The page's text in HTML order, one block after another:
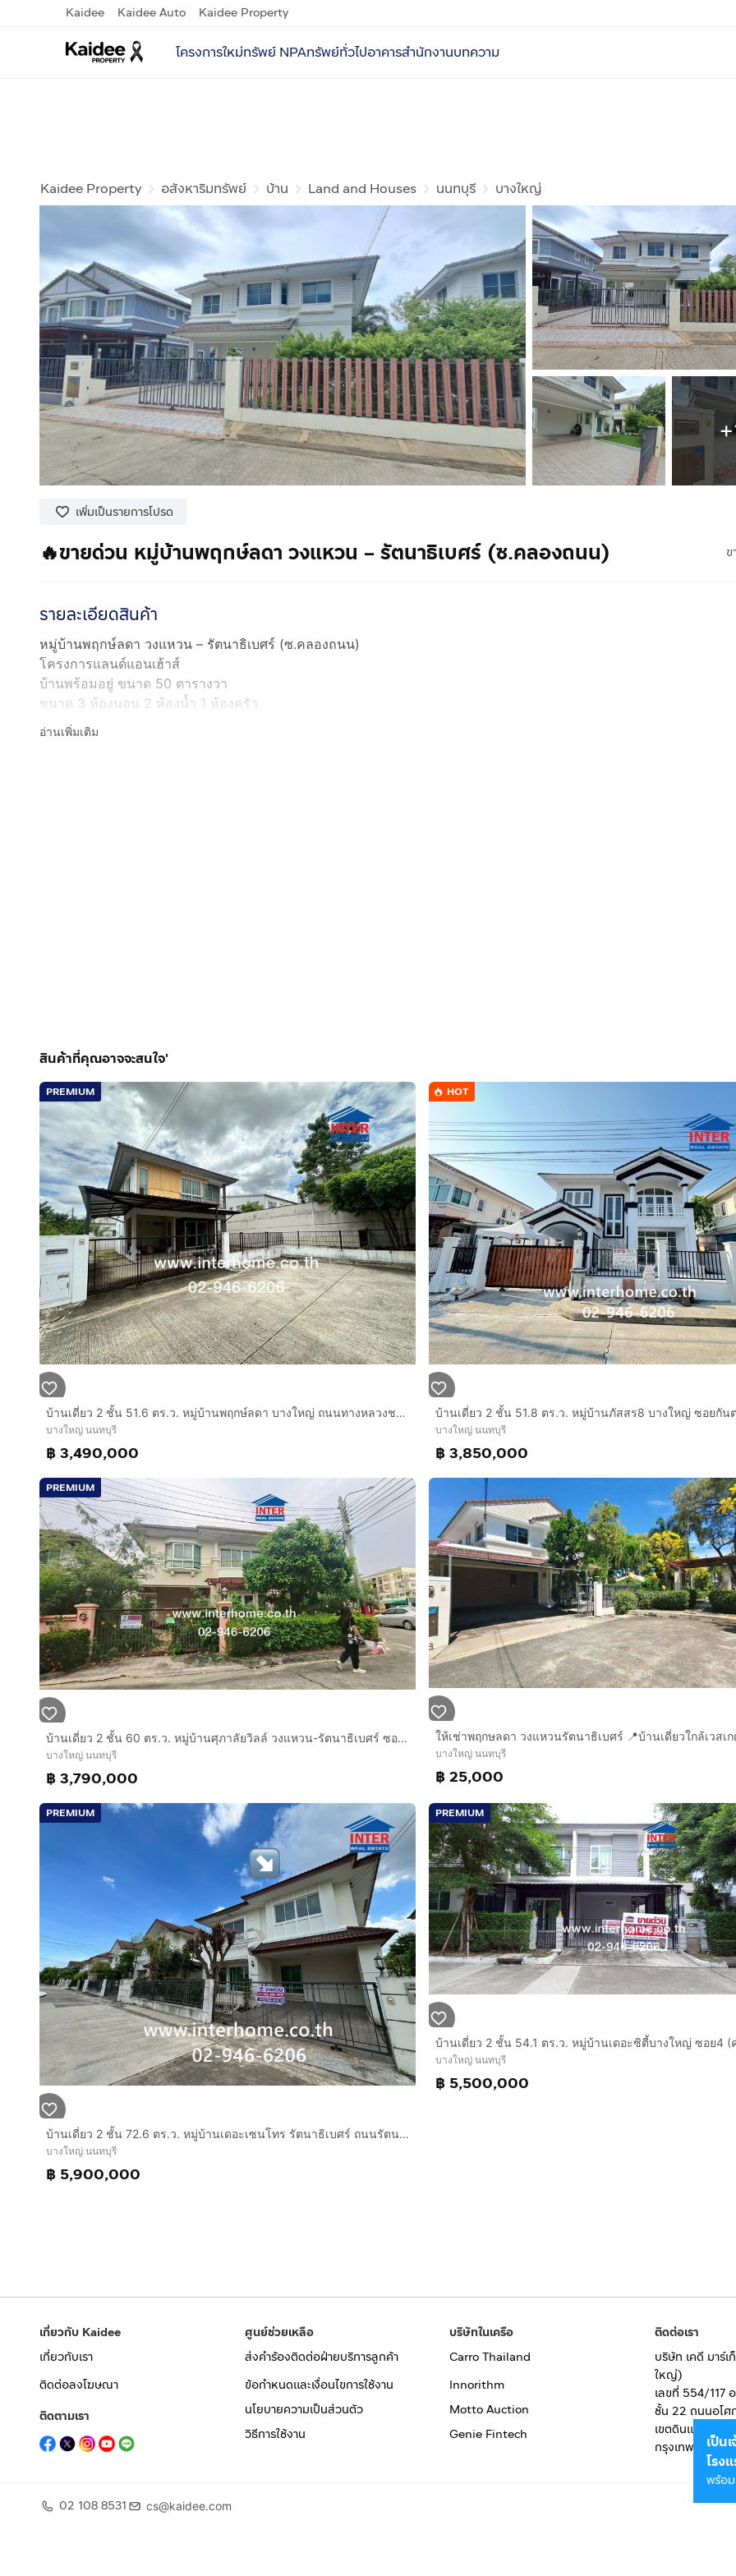
Kaidee Kaidee Auto Kaidee Property
โครงการใหม่ทรัพย์ NPAทรัพย์ทั่วไปอาคารสำนักงานบทความ
Kaidee Property อสังหาริมทรัพย์ บ้าน Land and Houses นนทบุรี บางใหญ่
เพิ่มเป็นรายการโปรด
ข
🔥ขายด่วน หมู่บ้านพฤกษ์ลดา วงแหวน – รัตนาธิเบศร์ (ซ.คลองถนน)
รายละเอียดสินค้า
หมู่บ้านพฤกษ์ลดา วงแหวน – รัตนาธิเบศร์ (ซ.คลองถนน)
โครงการแลนด์แอนเฮ้าส์
บ้านพร้อมอยู่ ขนาด 50 ตารางวา
ขนาด 3 ห้องนอน 2 ห้องน้ำ 1 ห้องครัว
จอดรถได้ 2 คัน
อ่านเพิ่มเติม
สินค้าที่คุณอาจจะสนใจ'
PREMIUM
บ้านเดี่ยว 2 ชั้น 51.6 ตร.ว. หมู่บ้านพฤกษ์ลดา บางใหญ่ ถนนทางหลวงชนบท นนทบุรี 1009 บางใหญ่ นนทบุรี
บางใหญ่ นนทบุรี
฿ 3,490,000
HOT
บางใหญ่ นนทบุรี
฿ 3,850,000
PREMIUM
บ้านเดี่ยว 2 ชั้น 60 ตร.ว. หมู่บ้านศุภาลัยวิลล์ วงแหวน-รัตนาธิเบศร์ ซอยคลองถนน ถนนเลียบคลองบางไผ่ บางใหญ่ นนทบุรี
บางใหญ่ นนทบุรี
฿ 3,790,000
ให้เช่าพฤกษลดา วงแหวนรัตนาธิเบศร์ 📍บ้านเดี่ยวใกล้เวสเ
บางใหญ่ นนทบุรี
฿ 25,000
PREMIUM
บ้านเดี่ยว 2 ชั้น 72.6 ตร.ว. หมู่บ้านเดอะเซนโทร รัตนาธิเบศร์ ถนนรัตนาธิเบศร์ ถนนบางกรวย-ไทรน้อย บางใหญ่ นนทบุรี
บางใหญ่ นนทบุรี
฿ 5,900,000
PREMIUM
บางใหญ่ นนทบุรี
฿ 5,500,000
เกี่ยวกับ Kaidee
เกี่ยวกับเรา
ติดต่อลงโฆษณา
ติดตามเรา
ศูนย์ช่วยเหลือ
ส่งคำร้องติดต่อฝ่ายบริการลูกค้า
ข้อกำหนดและเงื่อนไขการใช้งาน
นโยบายความเป็นส่วนตัว
วิธีการใช้งาน
บริษัทในเครือ
Carro Thailand
Innorithm
Motto Auction
Genie Fintech
ติดต่อเรา
บริษัท เคดี มาร์
ใหญ่)
เลขที่ 554/117
ชั้น 22 ถนนอโศ
เขตดินแดง
กรุงเทพมหานค
02 108 8531 cs@kaidee.com
เป็น
โรง
พร้อ